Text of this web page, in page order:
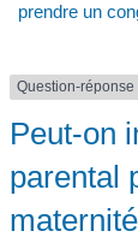
prendre un
Question-réponse
Peut-on
parental